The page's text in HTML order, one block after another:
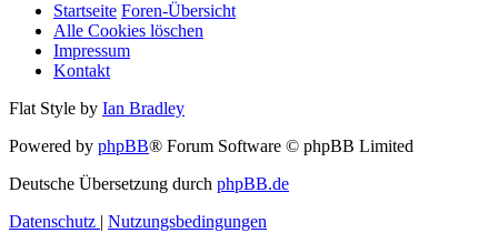
Startseite Foren-Übersicht
Alle Cookies löschen
Impressum
Kontakt
Flat Style by Ian Bradley
Powered by phpBB® Forum Software © phpBB Limited
Deutsche Übersetzung durch phpBB.de
Datenschutz | Nutzungsbedingungen